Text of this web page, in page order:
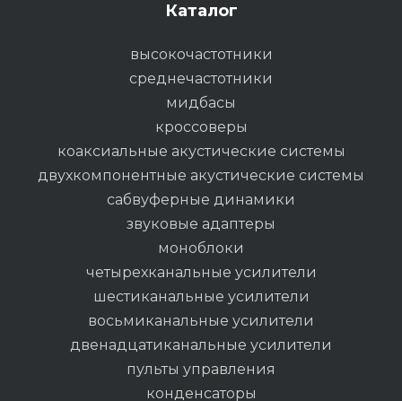
Каталог
высокочастотники
среднечастотники
мидбасы
кроссоверы
коаксиальные акустические системы
двухкомпонентные акустические системы
сабвуферные динамики
звуковые адаптеры
моноблоки
четырехканальные усилители
шестиканальные усилители
восьмиканальные усилители
двенадцатиканальные усилители
пульты управления
конденсаторы